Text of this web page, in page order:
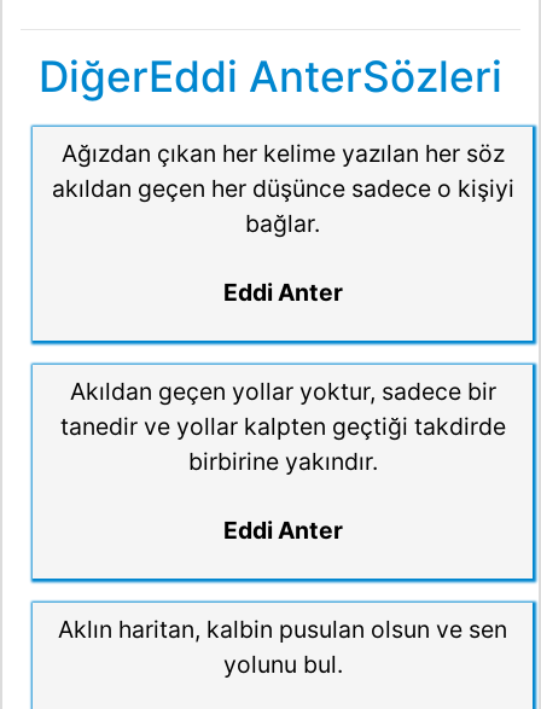
DiğerEddi AnterSözleri
Ağızdan çıkan her kelime yazılan her söz
akıldan geçen her düşünce sadece o kişiyi
bağlar.
Eddi Anter
Akıldan geçen yollar yoktur, sadece bir
tanedir ve yollar kalpten geçtiği takdirde
birbirine yakındır.
Eddi Anter
Aklın haritan, kalbin pusulan olsun ve sen
yolunu bul.